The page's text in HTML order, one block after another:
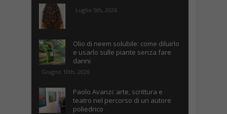
Luglio 5th, 2026
Olio di neem solubile: come diluirlo
e usarlo sulle piante senza fare
danni
Giugno 10th, 2026
Paolo Avanzi: arte, scrittura e
teatro nel percorso di un autore
poliedrico